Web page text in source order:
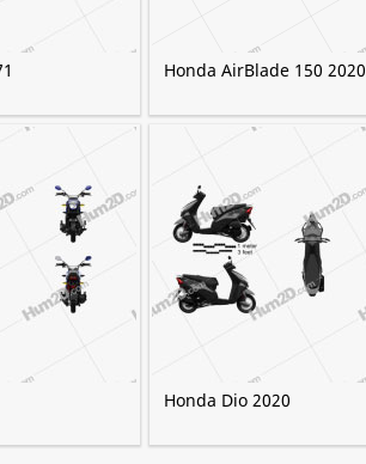
Honda AirBlade 150 2020
Honda Dio 2020